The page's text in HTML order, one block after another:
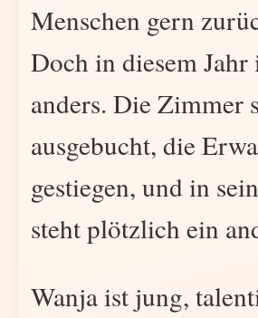
Menschen gern
Doch in diesem Jahr
anders. Die Zimmer
ausgebucht, die
gestiegen, und in
steht plötzlich ein
Wanja ist jung,